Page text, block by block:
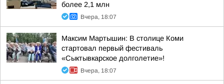
более 2,1 млн
Вчера, 18:07
Максим Мартышин: В столице Коми
стартовал первый фестиваль
«Сыктывкарское долголетие»!
Вчера, 18:07